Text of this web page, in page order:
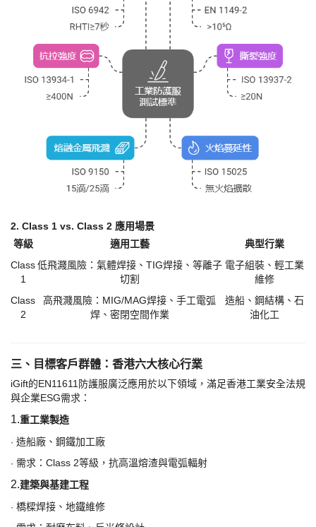
2. Class 1 vs. Class 2 應用場景
等級
適用工藝
典型行業
Class
1
低飛濺風險：氣體焊接、 TIG焊接、等離子
切割
電子組裝、輕工業
維修
Class
2
高飛濺風險： MIG/MAG焊接、手工電弧
焊、密閉空間作業
造船、鋼結構、石
油化工
三、目標客戶群體：香港六大核心行業
iGift的EN11611防護服廣泛應用於以下領域，滿足香港工業安全法規
與企業ESG需求：
1.重工業製造
· 造船廠、鋼鐵加工廠
· 需求： Class 2等級，抗高溫熔渣與電弧輻射
2.建築與基建工程
· 橋樑焊接、地鐵維修